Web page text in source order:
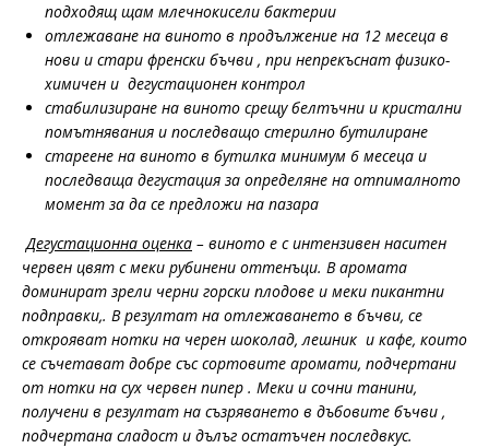
подходящ щам млечнокисели бактерии
отлежаване на виното в продължение на 12 месеца в
нови и стари френски бъчви , при непрекъснат физико-
химичен и дегустационен контрол
стабилизиране на виното срещу белтъчни и кристални
помътнявания и последващо стерилно бутилиране
стареене на виното в бутилка минимум 6 месеца и
последваща дегустация за определяне на отпималното
момент за да се предложи на пазара
Дегустационна оценка – виното е с интензивен наситен
червен цвят с меки рубинени оттенъци. В аромата
доминират зрели черни горски плодове и меки пикантни
подправки,. В резултат на отлежаването в бъчви, се
открояват нотки на черен шоколад, лешник и кафе, които
се съчетават добре със сортовите аромати, подчертани
от нотки на сух червен пипер . Меки и сочни танини,
получени в резултат на съзряването в дъбовите бъчви ,
подчертана сладост и дълъг остатъчен последвкус.